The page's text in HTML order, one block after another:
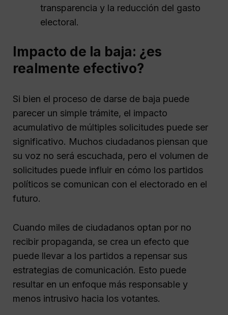
transparencia y la reducción del gasto
electoral.
Impacto de la baja: ¿es
realmente efectivo?
Si bien el proceso de darse de baja puede
parecer un simple trámite, el impacto
acumulativo de múltiples solicitudes puede ser
significativo. Muchos ciudadanos piensan que
su voz no será escuchada, pero el volumen de
solicitudes puede influir en cómo los partidos
políticos se comunican con el electorado en el
futuro.
Cuando miles de ciudadanos optan por no
recibir propaganda, se crea un efecto que
puede llevar a los partidos a repensar sus
estrategias de comunicación. Esto puede
resultar en un enfoque más responsable y
menos intrusivo hacia los votantes.